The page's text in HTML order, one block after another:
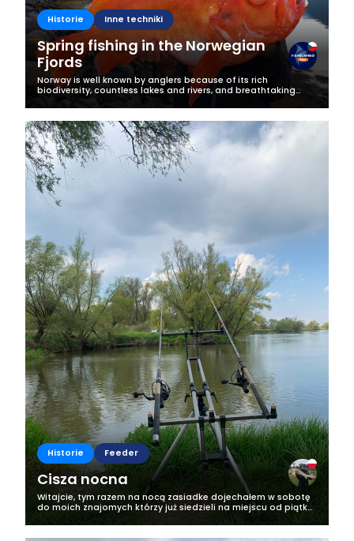
Historie Inne techniki
Spring fishing in the Norwegian
Fjords
Norway is well known by anglers because of its rich
biodiversity, countless lakes and rivers, and breathtaking
Fjords. You fancy freshwater fishing - no problem! You can
target trophy pike, perch,...
Historie Feeder
Cisza nocna
Witajcie, tym razem na nocą zasiadke dojechałem w sobotę
do moich znajomych którzy już siedzieli na miejscu od piątku.
Z piątku na sobotę nic się nie działo jedna jedyna ryba
została złapana na...